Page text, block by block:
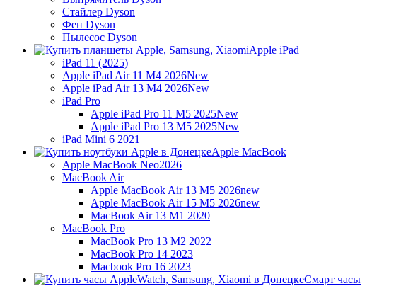
Стайлер Dyson
Фен Dyson
Пылесос Dyson
Apple iPad
iPad 11 (2025)
Apple iPad Air 11 M4 2026New
Apple iPad Air 13 M4 2026New
iPad Pro
Apple iPad Pro 11 M5 2025New
Apple iPad Pro 13 M5 2025New
iPad Mini 6 2021
Apple MacBook
Apple MacBook Neo2026
MacBook Air
Apple MacBook Air 13 M5 2026new
Apple MacBook Air 15 M5 2026new
MacBook Air 13 M1 2020
MacBook Pro
MacBook Pro 13 M2 2022
MacBook Pro 14 2023
Macbook Pro 16 2023
Смарт часы